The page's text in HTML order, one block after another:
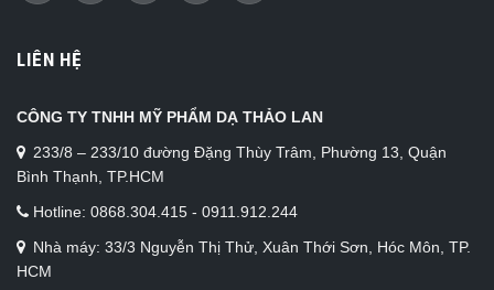
LIÊN HỆ
CÔNG TY TNHH MỸ PHẨM DẠ THẢO LAN
233/8 – 233/10 đường Đặng Thùy Trâm, Phường 13, Quận
Bình Thạnh, TP.HCM
Hotline: 0868.304.415 - 0911.912.244
Nhà máy: 33/3 Nguyễn Thị Thử, Xuân Thới Sơn, Hóc Môn, TP.
HCM